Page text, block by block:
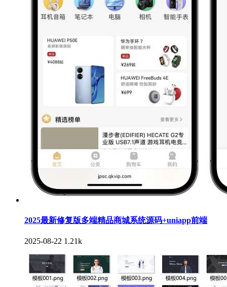
2025最新修复版多端精品商城系统源码+uniapp前端
2025-08-22 1.21k